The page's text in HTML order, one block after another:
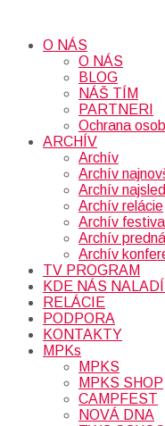
O NÁS
O NÁS
BLOG
NÁŠ TÍM
PARTNERI
Ochrana
ARCHÍV
Archív
Archív
Archív
Archív relácie
Archív
Archív
Archív
TV PROGRAM
KDE NÁS
RELÁCIE
PODPORA
KONTAKTY
MPKs
MPKS
MPKS SHOP
CAMPFEST
NOVÁ DNA